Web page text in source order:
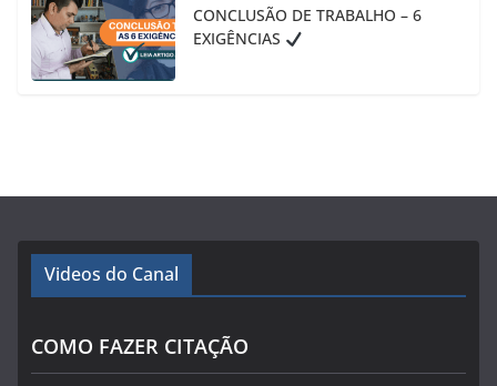
CONCLUSÃO DE TRABALHO – 6
EXIGÊNCIAS
Videos do Canal
COMO FAZER CITAÇÃO